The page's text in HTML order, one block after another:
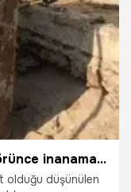
Defineciler 4 ton altın buldu! Görünce inanamadılar, günlüğüne yazmış...
olduğu düşünülen